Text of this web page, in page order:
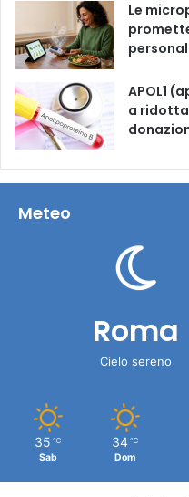
Le
APOL1
a
Meteo
Roma
Cielo sereno
35 ℃
Sab
34 ℃
Dom